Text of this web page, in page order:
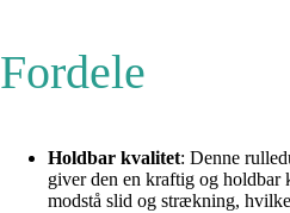
Fordele
Holdbar kvalitet: Denne
giver den en kraftig og holdbar
modstå slid og strækning,